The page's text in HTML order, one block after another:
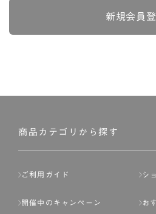
新規会員
商品カテゴリから探す
ご利用ガイド シ
開催中のキャンペーン お